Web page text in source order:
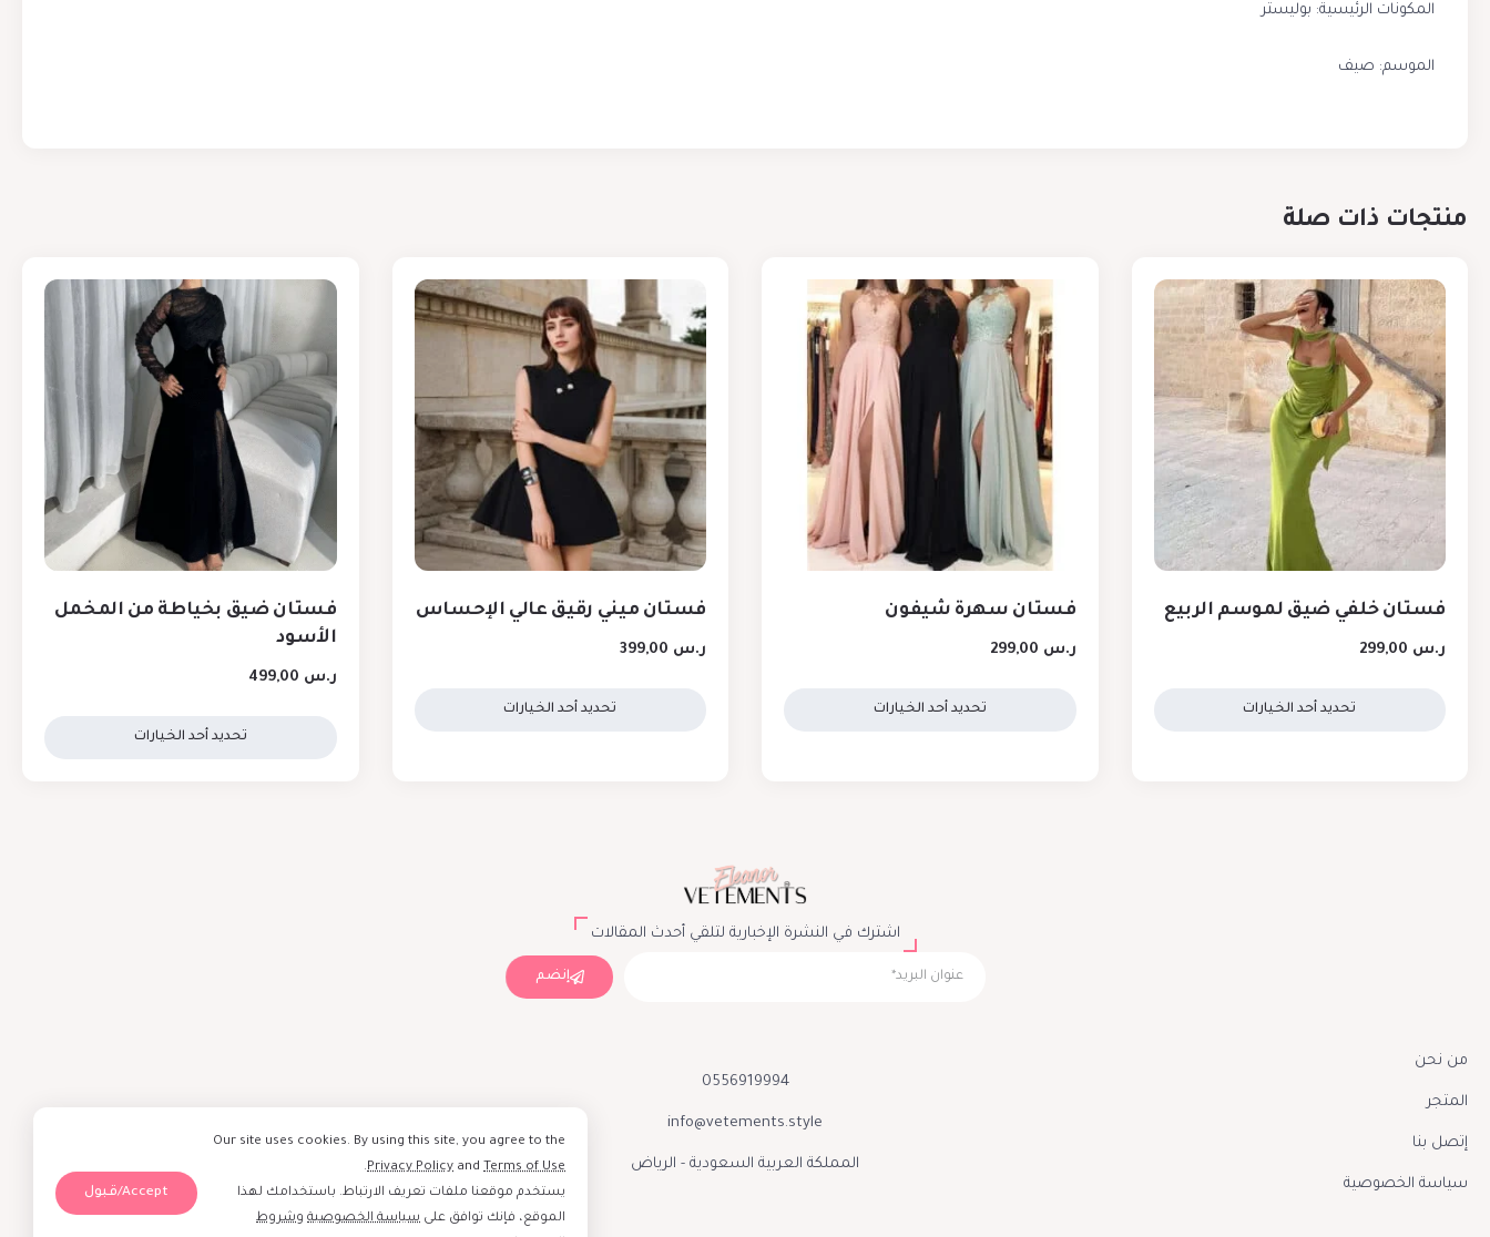
المكونات الرئيسية: بوليستر
الموسم: صيف
منتجات ذات صلة
فستان خلفي ضيق لموسم الربيع
ر.س
تحديد أحد الخيارات
فستان سهرة شيفون
ر.س
تحديد أحد الخيارات
فستان ميني رقيق عالي الإحساس
ر.س
تحديد أحد الخيارات
فستان ضيق بخياطة من المخمل
الأسود
ر.س
تحديد أحد الخيارات
اشترك في النشرة الإخبارية لتلقي أحدث المقالات
إنضم
من نحن
المتجر
إتصل بنا
سياسة الخصوصية
0556919994
info@vetements.style
المملكة العربية السعودية - الرياض
Our site uses cookies. By using this site, you agree to the
Privacy Policy and Terms of Use
.
يستخدم موقعنا ملفات تعريف الارتباط. باستخدامك لهذا
الموقع، فإنك توافق على سياسة الخصوصية وشروط
Accept/قبول